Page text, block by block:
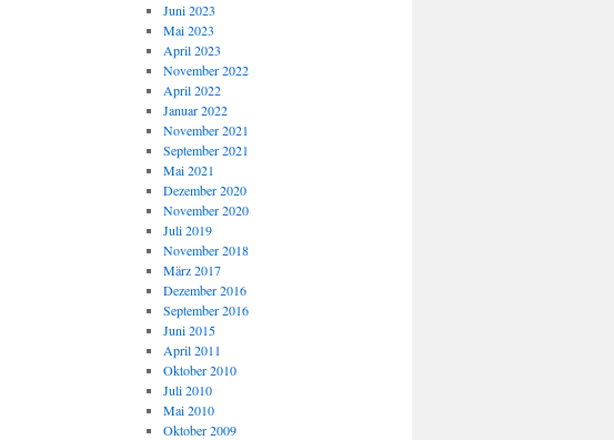
Juni 2023
Mai 2023
April 2023
November 2022
April 2022
Januar 2022
November 2021
September 2021
Mai 2021
Dezember 2020
November 2020
Juli 2019
November 2018
März 2017
Dezember 2016
September 2016
Juni 2015
April 2011
Oktober 2010
Juli 2010
Mai 2010
Oktober 2009